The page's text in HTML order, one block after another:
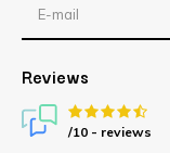
Reviews
/10 - reviews